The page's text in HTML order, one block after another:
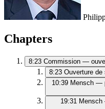
Chapters
8:23 Commission —
8:23 Ouverture de
10:39 Mensch —
19:31